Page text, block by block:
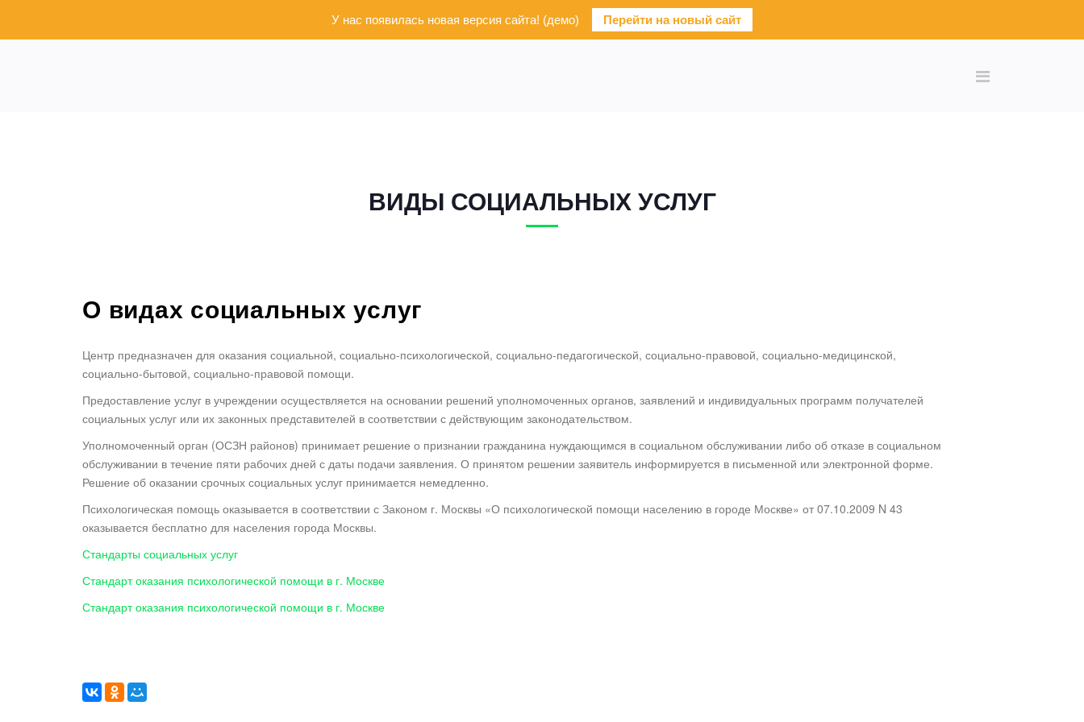
У нас появилась новая версия сайта! (демо) Перейти на новый сайт
ВИДЫ СОЦИАЛЬНЫХ УСЛУГ
О видах социальных услуг
Центр предназначен для оказания социальной, социально-психологической, социально-педагогической, социально-правовой, социально-медицинской,
социально-бытовой, социально-правовой помощи.
Предоставление услуг в учреждении осуществляется на основании решений уполномоченных органов, заявлений и индивидуальных программ получателей
социальных услуг или их законных представителей в соответствии с действующим законодательством.
Уполномоченный орган (ОСЗН районов) принимает решение о признании гражданина нуждающимся в социальном обслуживании либо об отказе в социальном
обслуживании в течение пяти рабочих дней с даты подачи заявления. О принятом решении заявитель информируется в письменной или электронной форме.
Решение об оказании срочных социальных услуг принимается немедленно.
Психологическая помощь оказывается в соответствии с Законом г. Москвы «О психологической помощи населению в городе Москве» от 07.10.2009 N 43
оказывается бесплатно для населения города Москвы.
Стандарты социальных услуг
Стандарт оказания психологической помощи в г. Москве
Стандарт оказания психологической помощи в г. Москве